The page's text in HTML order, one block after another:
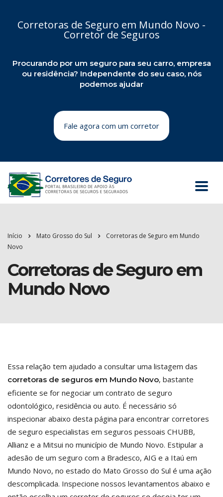
Corretoras de Seguro em Mundo Novo -
Corretor de Seguros
Procurando por um seguro para seu carro, empresa
ou residência? Independente do seu caso, nós
podemos ajudar
Fale agora com um corretor
Início Mato Grosso do Sul
Corretoras de Seguro em Mundo
Novo
Corretoras de Seguro em
Mundo Novo
Essa relação tem ajudado a consultar uma listagem das
corretoras de seguros em Mundo Novo, bastante
eficiente se for negociar um contrato de seguro
odontológico, residência ou auto. É necessário só
inspecionar abaixo desta página para encontrar corretores
de seguro especialistas em seguros pessoais CHUBB,
Allianz e a Mitsui no município de Mundo Novo. Estipular a
adesão de um seguro com a Bradesco, AIG e a Itaú em
Mundo Novo, no estado do Mato Grosso do Sul é uma ação
descomplicada. Inspecione nossos levantamentos abaixo e